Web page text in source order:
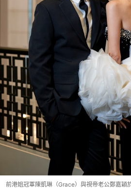
前港姐冠軍陳凱琳（Grace）與視帝老公鄭嘉穎